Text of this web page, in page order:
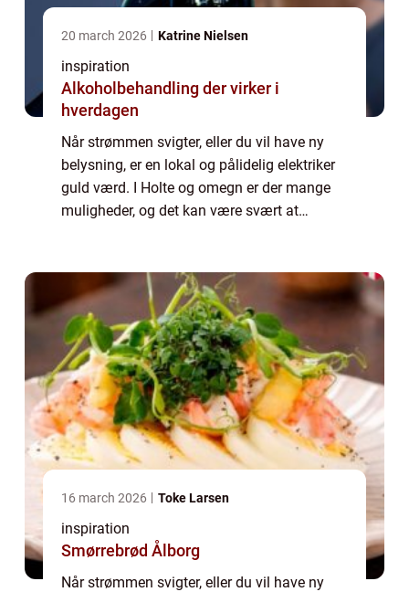
20 march 2026 Katrine Nielsen
inspiration
Alkoholbehandling der virker i
hverdagen
Når strømmen svigter, eller du vil have ny
belysning, er en lokal og pålidelig elektriker
guld værd. I Holte og omegn er der mange
muligheder, og det kan være svært at
16 march 2026 Toke Larsen
inspiration
Smørrebrød Ålborg
Når strømmen svigter, eller du vil have ny